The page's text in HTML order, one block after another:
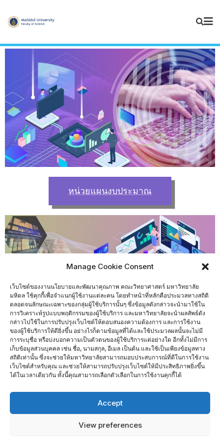
Manage Cookie Consent
เว็บไซต์ของงานนโยบายและพัฒนาคุณภาพ คณะวิทยาศาสตร์ มหาวิทยาลัย
มหิดล ใช้คุกกี้เพื่อจำแนกผู้ใช้งานแต่ละคน โดยทำหน้าที่หลักคือประมวลทางสถิติ
ตลอดจนลักษณะเฉพาะของกลุ่มผู้ใช้บริการนั้นๆ ซึ่งข้อมูลดังกล่าวจะนำมาใช้ใน
การวิเคราะห์รูปแบบพฤติกรรมของผู้ใช้บริการ และมหาวิทยาลัยจะนำผลลัพธ์ดัง
กล่าวไปใช้ในการปรับปรุงเว็บไซต์ให้ตอบสนองความต้องการ และการใช้งาน
ของผู้ใช้บริการให้ดียิ่งขึ้น อย่างไรก็ตามข้อมูลที่ได้และใช้ประมวลผลนั้นจะไม่มี
การระบุชื่อ หรือบ่งบอกความเป็นตัวตนของผู้ใช้บริการแต่อย่างใด อีกทั้งไม่มีการ
เก็บข้อมูลส่วนบุคคล เช่น ชื่อ, นามสกุล, อีเมล เป็นต้น และใช้เป็นเพียงข้อมูลทาง
สถิติเท่านั้น ซึ่งจะช่วยให้มหาวิทยาลัยสามารถมอบประสบการณ์ที่ดีในการใช้งาน
เว็บไซต์สำหรับคุณ และช่วยให้สามารถปรับปรุงเว็บไซต์ให้มีประสิทธิภาพยิ่งขึ้น
ได้ในเวลาเดียวกัน ทั้งนี้คุณสามารถเลือกตัวเลือกในการใช้งานคุกกี้ได้
Accept
View preferences
หน่วยแผนงบประมาณ
หน่วยแผนยุทธศาสตร์และพัฒนาคุณภาพ
ติดต่อเรา
Powered byWordPress &